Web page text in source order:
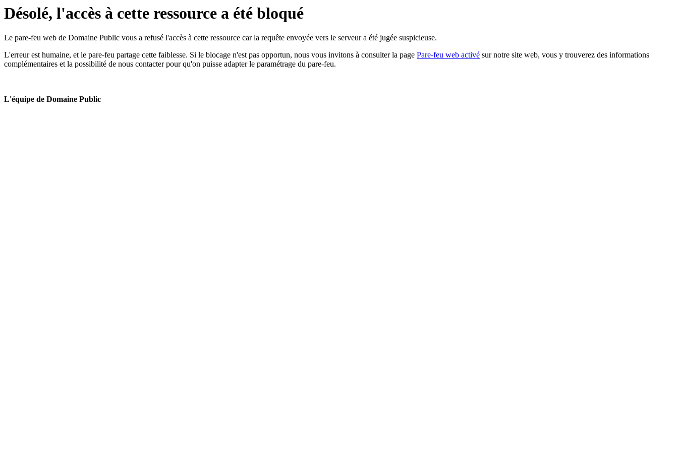
Désolé, l'accès à cette ressource a été bloqué
Le pare-feu web de Domaine Public vous a refusé l'accès à cette ressource car la requête envoyée vers le serveur a été jugée suspicieuse.
L'erreur est humaine, et le pare-feu partage cette faiblesse. Si le blocage n'est pas opportun, nous vous invitons à consulter la page Pare-feu web activé sur notre site web, vous y trouverez des informations
complémentaires et la possibilité de nous contacter pour qu'on puisse adapter le paramétrage du pare-feu.
L'équipe de Domaine Public